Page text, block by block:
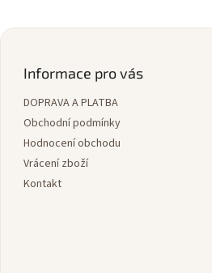
Z
Informace pro vás
DOPRAVA A PLATBA
Obchodní podmínky
Hodnocení obchodu
Vrácení zboží
Kontakt